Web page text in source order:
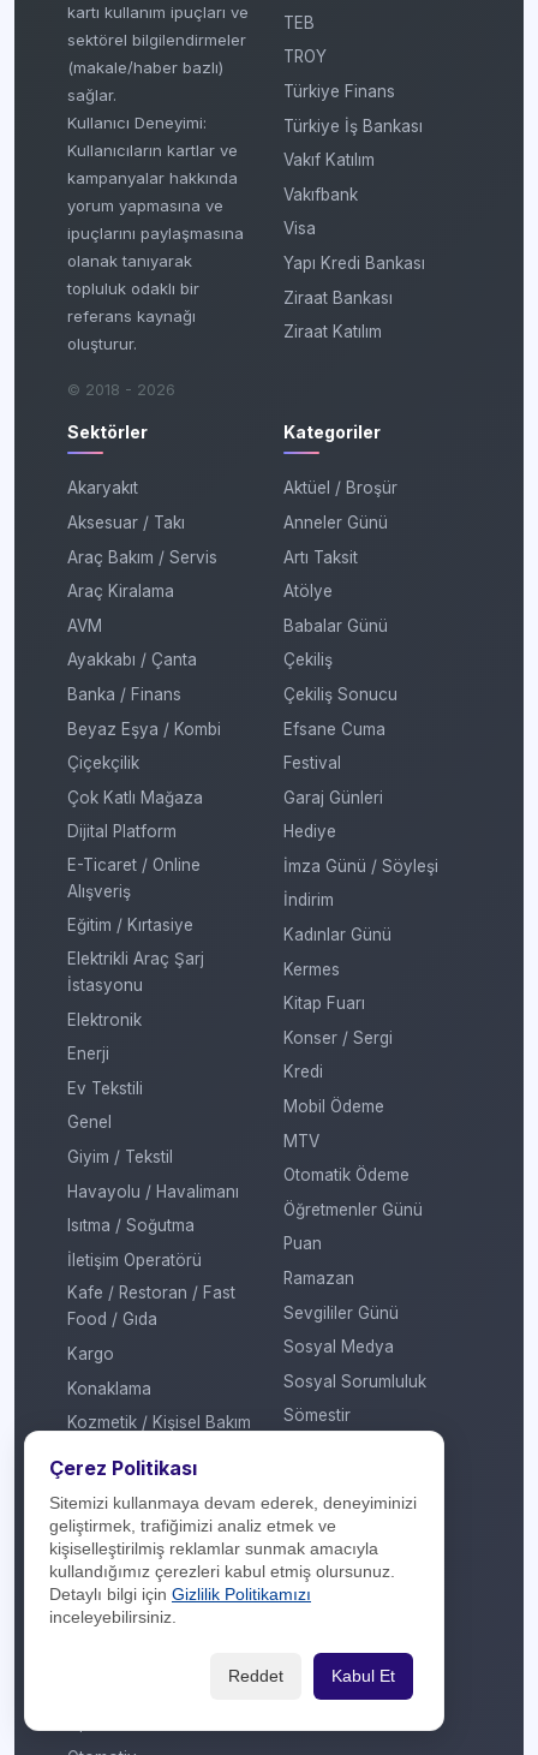
kartı kullanım ipuçları ve
sektörel bilgilendirmeler
(makale/haber bazlı)
sağlar.
Kullanıcı Deneyimi:
Kullanıcıların kartlar ve
kampanyalar hakkında
yorum yapmasına ve
ipuçlarını paylaşmasına
olanak tanıyarak
topluluk odaklı bir
referans kaynağı
oluşturur.
© 2018 - 2026
TEB
TROY
Türkiye Finans
Türkiye İş Bankası
Vakıf Katılım
Vakıfbank
Visa
Yapı Kredi Bankası
Ziraat Bankası
Ziraat Katılım
Sektörler
Akaryakıt
Aksesuar / Takı
Araç Bakım / Servis
Araç Kiralama
AVM
Ayakkabı / Çanta
Banka / Finans
Beyaz Eşya / Kombi
Çiçekçilik
Çok Katlı Mağaza
Dijital Platform
E-Ticaret / Online
Alışveriş
Eğitim / Kırtasiye
Elektrikli Araç Şarj
İstasyonu
Elektronik
Enerji
Ev Tekstili
Genel
Giyim / Tekstil
Havayolu / Havalimanı
Isıtma / Soğutma
İletişim Operatörü
Kafe / Restoran / Fast
Food / Gıda
Kargo
Konaklama
Kozmetik / Kişisel Bakım
Kripto Platformu
Kültür / Sanat
Market
Mobil Uygulama
Mobilya / Dekorasyon
Kategoriler
Aktüel / Broşür
Anneler Günü
Artı Taksit
Atölye
Babalar Günü
Çekiliş
Çekiliş Sonucu
Efsane Cuma
Festival
Garaj Günleri
Hediye
İmza Günü / Söyleşi
İndirim
Kadınlar Günü
Kermes
Kitap Fuarı
Konser / Sergi
Kredi
Mobil Ödeme
MTV
Otomatik Ödeme
Öğretmenler Günü
Puan
Ramazan
Sevgililer Günü
Sosyal Medya
Sosyal Sorumluluk
Sömestir
Temassız Ödeme
Tiyatro / Müzikal
Vergi Ödeme
Yılbaşı
Yöresel Ürünler
Çerez Politikası
Sitemizi kullanmaya devam ederek, deneyiminizi
geliştirmek, trafiğimizi analiz etmek ve
kişiselleştirilmiş reklamlar sunmak amacıyla
kullandığımız çerezleri kabul etmiş olursunuz.
Detaylı bilgi için Gizlilik Politikamızı
inceleyebilirsiniz.
Reddet Kabul Et